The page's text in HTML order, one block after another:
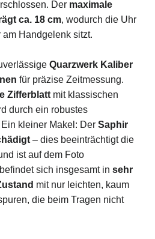
Der maximale
ca. 18 cm, wodurch die Uhr
Handgelenk sitzt.
Quarzwerk Kaliber
für präzise Zeitmessung.
Zifferblatt mit klassischen
durch ein robustes
kleiner Makel: Der Saphir
– dies beeinträchtigt die
ist auf dem Foto
sich insgesamt in sehr
mit nur leichten, kaum
die beim Tragen nicht